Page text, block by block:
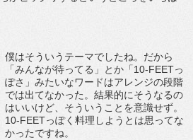
僕はそういうテーマでしたね。だから
「みんなが待ってる」とか「10-FEETっ
ぽさ」みたいなワードはアレンジの段階
では出てなかった。結果的にそうなるの
はいいけど、そういうことを意識せず。
10-FEETっぽく料理しようとは思ってな
かったですね。